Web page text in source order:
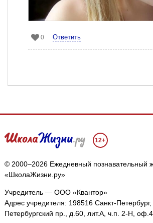
0 Ответить
12+
© 2000–2026 Ежедневный познавательный
«ШколаЖизни.ру»
Учредитель — ООО «Квантор»
Адрес учредителя: 198516 Санкт-
Петербургский пр., д.60, лит.А, ч.п. 2-Н,